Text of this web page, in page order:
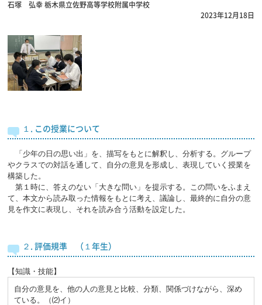
石塚 弘幸栃木県立佐野高等学校附属中学校
2023年12月18日
１. この授業について
「少年の日の思い出」を、描写をもとに解釈し、分析する。グループ
やクラスでの対話を通して、自分の意見を形成し、表現していく授業を
構築した。
第１時に、答えのない「大きな問い」を提示する。この問いをふまえ
て、本文から読み取った情報をもとに考え、議論し、最終的に自分の意
見を作文に表現し、それを読み合う活動を設定した。
２. 評価規準 （１年生）
【知識・技能】
自分の意見を、他の人の意見と比較、分類、関係づけながら、深め
ている。（⑵イ）